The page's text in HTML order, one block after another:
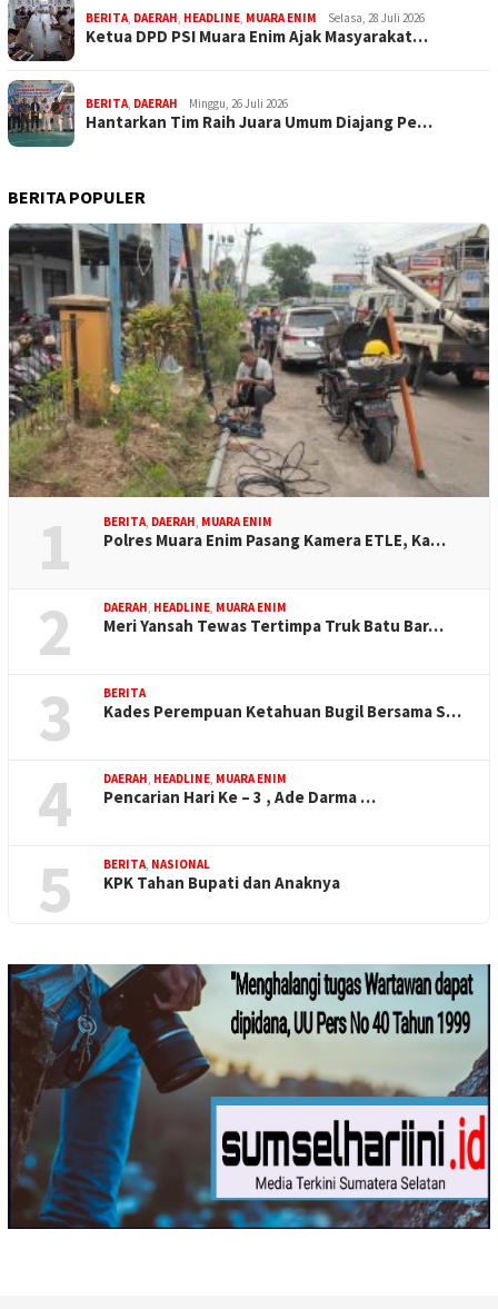
BERITA, DAERAH, HEADLINE, MUARA ENIM Selasa, 28 Juli 2026
Ketua DPD PSI Muara Enim Ajak Masyarakat…
BERITA, DAERAH Minggu, 26 Juli 2026
Hantarkan Tim Raih Juara Umum Diajang Pe…
BERITA POPULER
1 BERITA, DAERAH, MUARA ENIM
Polres Muara Enim Pasang Kamera ETLE, Ka…
2 DAERAH, HEADLINE, MUARA ENIM
Meri Yansah Tewas Tertimpa Truk Batu Bar…
3 BERITA
Kades Perempuan Ketahuan Bugil Bersama S…
4 DAERAH, HEADLINE, MUARA ENIM
Pencarian Hari Ke – 3 , Ade Darma …
5 BERITA, NASIONAL
KPK Tahan Bupati dan Anaknya